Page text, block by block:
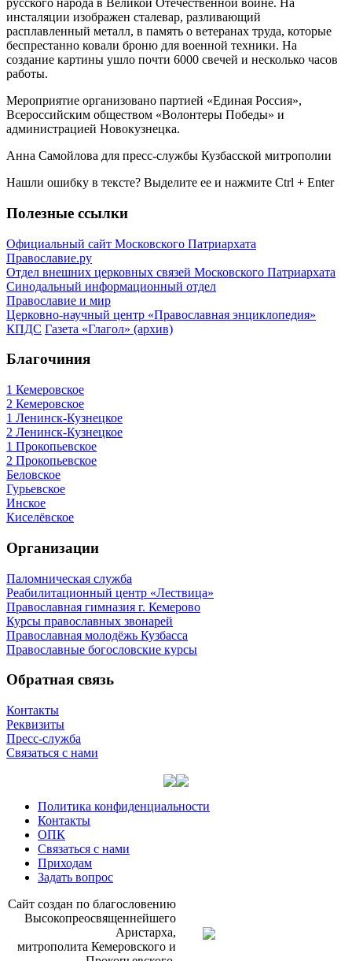
русского народа в Великой Отечественной войне. На
инсталяции изображен сталевар, разливающий
расплавленный металл, в память о ветеранах труда, которые
беспрестанно ковали броню для военной техники. На
создание картины ушло почти 6000 свечей и несколько часов
работы.
Мероприятие организовано партией «Единая Россия»,
Всероссийским обществом «Волонтеры Победы» и
администрацией Новокузнецка.
Анна Самойлова для пресс-службы Кузбасской митрополии
Нашли ошибку в тексте? Выделите ее и нажмите Ctrl + Enter
Полезные ссылки
Официальный сайт Московского Патриархата
Православие.ру
Отдел внешних церковных связей Московского Патриархата
Синодальный информационный отдел
Православие и мир
Церковно-научный центр «Православная энциклопедия»
КПДС Газета «Глагол» (архив)
Благочиния
1 Кемеровское
2 Кемеровское
1 Ленинск-Кузнецкое
2 Ленинск-Кузнецкое
1 Прокопьевское
2 Прокопьевское
Беловское
Гурьевское
Инское
Киселёвское
Организации
Паломническая служба
Реабилитационный центр «Лествица»
Православная гимназия г. Кемерово
Курсы православных звонарей
Православная молодёжь Кузбасса
Православные богословские курсы
Обратная связь
Контакты
Реквизиты
Пресс-служба
Связаться с нами
Политика конфиденциальности
Контакты
ОПК
Связаться с нами
Приходам
Задать вопрос
Сайт со­здан по бла­го­сло­ве­нию
Вы­со­ко­прео­свя­щен­ней­ше­го
Ари­стар­ха,
мит­ро­по­ли­та Ке­ме­ров­ско­го и